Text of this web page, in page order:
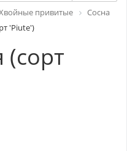
привитые
Сосна
'Piute')
(сорт